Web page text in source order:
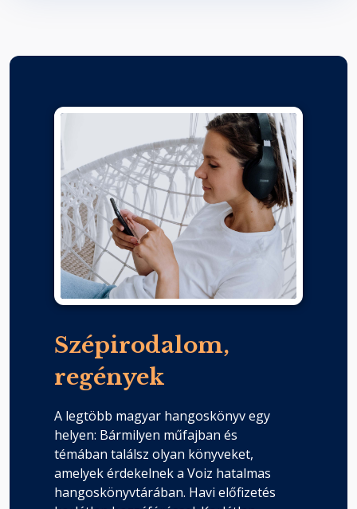
Szépirodalom,
regények
A legtöbb magyar hangoskönyv egy
helyen: Bármilyen műfajban és
témában találsz olyan könyveket,
amelyek érdekelnek a Voiz hatalmas
hangoskönyvtárában. Havi előfizetés